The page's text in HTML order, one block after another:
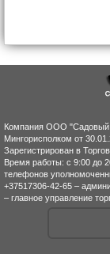
Компания ООО "Садовый
Мингорисполком от
Зарегистрирован в
Время работы: с 9:00 до
телефонов
+37517306-42-65 –
– главное управление